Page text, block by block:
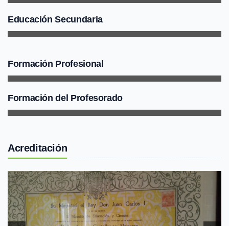
Educación Secundaria
Formación Profesional
Formación del Profesorado
Acreditación